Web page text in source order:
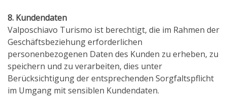
8. Kundendaten
Valposchiavo Turismo ist berechtigt, die im Rahmen der
Geschäftsbeziehung erforderlichen
personenbezogenen Daten des Kunden zu erheben, zu
speichern und zu verarbeiten, dies unter
Berücksichtigung der entsprechenden Sorgfaltspflicht
im Umgang mit sensiblen Kundendaten.